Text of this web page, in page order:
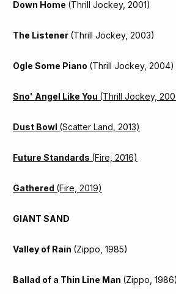
Down Home (Thrill Jockey, 2001)
The Listener (Thrill Jockey, 2003)
Ogle Some Piano (Thrill Jockey, 2004)
Sno' Angel Like You (Thrill Jockey,
Dust Bowl (Scatter Land, 2013)
Future Standards (Fire, 2016)
Gathered (Fire, 2019)
GIANT SAND
Valley of Rain (Zippo, 1985)
Ballad of a Thin Line Man (Zippo, 1986)